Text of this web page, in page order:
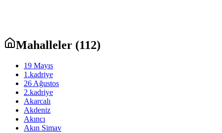
Mahalleler (112)
19 Mayıs
1.kadriye
26 Ağustos
2.kadriye
Akarcalı
Akdeniz
Akıncı
Akın Simav